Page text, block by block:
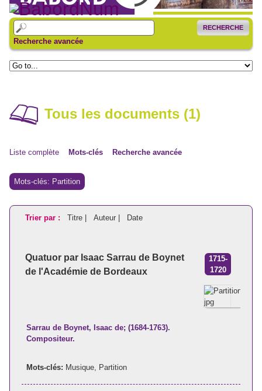
RECHERCHE
Recherche avancée
Tous les documents (1)
Liste complète Mots-clés Recherche avancée
Mots-clés: Partition
Trier par : Titre | Auteur | Date
Quatuor par Isaac Sarrau de Boynet
de l'Académie de Bordeaux
1715-
1720
Sarrau de Boynet, Isaac de; (1684-1763).
Compositeur.
Mots-clés: Musique Partition